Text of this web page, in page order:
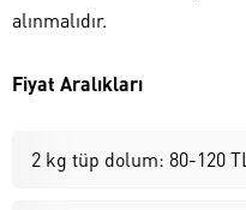
alınmalıdır.
Fiyat Aralıkları
2 kg tüp dolum: 80-120 TL